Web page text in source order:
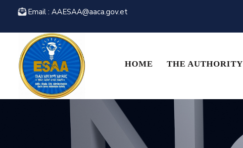
Email : AAESAA@aaca.gov.et
HOME THE AUTHORITY